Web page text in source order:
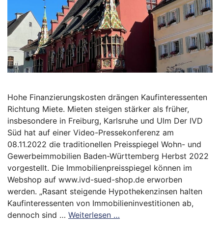
Hohe Finanzierungskosten drängen Kaufinteressenten
Richtung Miete. Mieten steigen stärker als früher,
insbesondere in Freiburg, Karlsruhe und Ulm Der IVD
Süd hat auf einer Video-Pressekonferenz am
08.11.2022 die traditionellen Preisspiegel Wohn- und
Gewerbeimmobilien Baden-Württemberg Herbst 2022
vorgestellt. Die Immobilienpreisspiegel können im
Webshop auf www.ivd-sued-shop.de erworben
werden. „Rasant steigende Hypothekenzinsen halten
Kaufinteressenten von Immobilieninvestitionen ab,
dennoch sind … Weiterlesen …